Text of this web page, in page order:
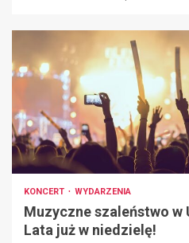
KONCERT WYDARZENIA
Muzyczne szaleństwo w
Lata już w niedzielę!